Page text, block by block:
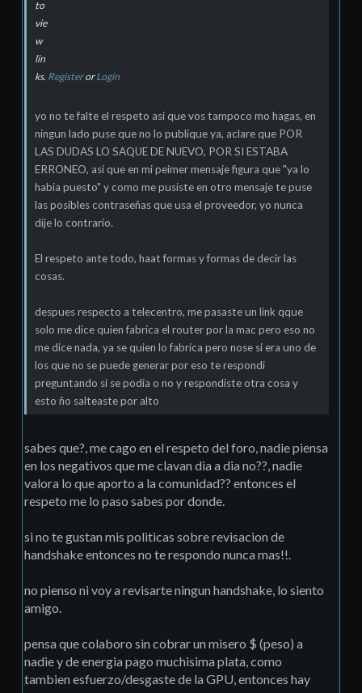
to
vie
w
lin
ks. RegisterorLogin
yo no te falte el respeto asi que vos tampoco mo hagas, en
ningun lado puse que no lo publique ya, aclare que POR
LAS DUDAS LO SAQUE DE NUEVO, POR SI ESTABA
ERRONEO, asi que en mi peimer mensaje figura que "ya lo
habia puesto" y como me pusiste en otro mensaje te puse
las posibles contraseñas que usa el proveedor, yo nunca
dije lo contrario.
El respeto ante todo, haat formas y formas de decir las
cosas.
despues respecto a telecentro, me pasaste un link qque
solo me dice quien fabrica el router por la mac pero eso no
me dice nada, ya se quien lo fabrica pero nose si era uno de
los que no se puede generar por eso te respondi
preguntando si se podia o no y respondiste otra cosa y
esto ño salteaste por alto
sabes que?, me cago en el respeto del foro, nadie piensa
en los negativos que me clavan dia a dia no??, nadie
valora lo que aporto a la comunidad?? entonces el
respeto me lo paso sabes por donde.
si no te gustan mis politicas sobre revisacion de
handshake entonces no te respondo nunca mas!!.
no pienso ni voy a revisarte ningun handshake, lo siento
amigo.
pensa que colaboro sin cobrar un misero $ (peso) a
nadie y de energia pago muchisima plata, como
tambien esfuerzo/desgaste de la GPU, entonces hay